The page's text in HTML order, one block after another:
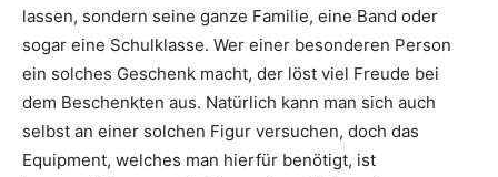
lassen, sondern seine ganze Familie, eine Band oder
sogar eine Schulklasse. Wer einer besonderen Person
ein solches Geschenk macht, der löst viel Freude bei
dem Beschenkten aus. Natürlich kann man sich auch
selbst an einer solchen Figur versuchen, doch das
Equipment, welches man hierfür benötigt, ist